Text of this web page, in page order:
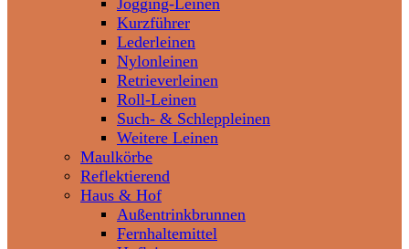
Jogging-Leinen
Kurzführer
Lederleinen
Nylonleinen
Retrieverleinen
Roll-Leinen
Such- & Schleppleinen
Weitere Leinen
Maulkörbe
Reflektierend
Haus & Hof
Außentrinkbrunnen
Fernhaltemittel